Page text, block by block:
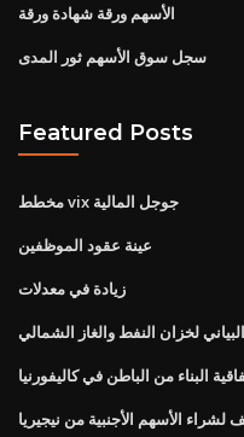
الأسهم ورقة شهادة ورقة
سجل سوق الأسهم ثور المدى
Featured Posts
مخطط vix جوجل المالية
عينة عقود الموظفين
زيادة في معدلات
لخزان النفط والغاز الشمالي
البناء من الباطن في كاليفورنيا
لشراء الأسهم الأجنبية من نيجيريا